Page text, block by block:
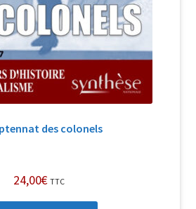
des colonels
24,00€ TTC